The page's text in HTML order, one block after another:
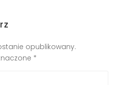
opublikowany.
*